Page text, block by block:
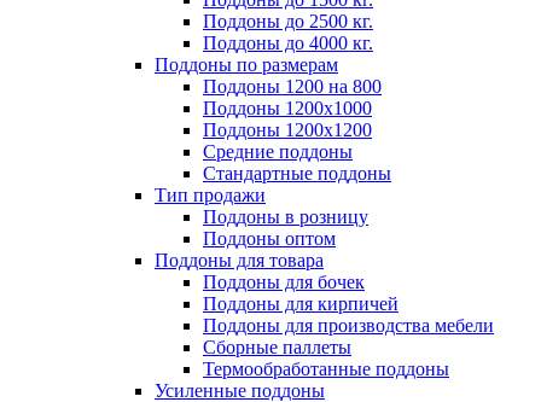
Поддоны до 2500 кг.
Поддоны до 4000 кг.
Поддоны по размерам
Поддоны 1200 на 800
Поддоны 1200х1000
Поддоны 1200х1200
Средние поддоны
Стандартные поддоны
Тип продажи
Поддоны в розницу
Поддоны оптом
Поддоны для товара
Поддоны для бочек
Поддоны для кирпичей
Поддоны для производства мебели
Сборные паллеты
Термообработанные поддоны
Усиленные поддоны